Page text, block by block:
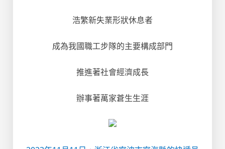
浩繁新失業形狀休息者
成為我國職工步隊的主要構成部門
推進著社會經濟成長
辦事著萬家蒼生生涯